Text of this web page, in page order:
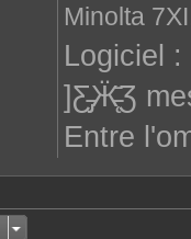
Minolta
Logiciel
]Ƹ̵̡Ӝ̵̨̄Ʒ
Entre